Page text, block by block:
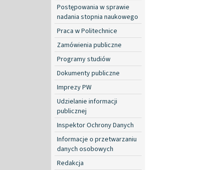
Postępowania w sprawie
nadania stopnia naukowego
Praca w Politechnice
Zamówienia publiczne
Programy studiów
Dokumenty publiczne
Imprezy PW
Udzielanie informacji
publicznej
Inspektor Ochrony Danych
Informacje o przetwarzaniu
danych osobowych
Redakcja